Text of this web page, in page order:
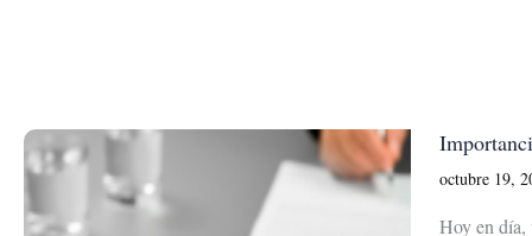
octubre 19,
Hoy en día,